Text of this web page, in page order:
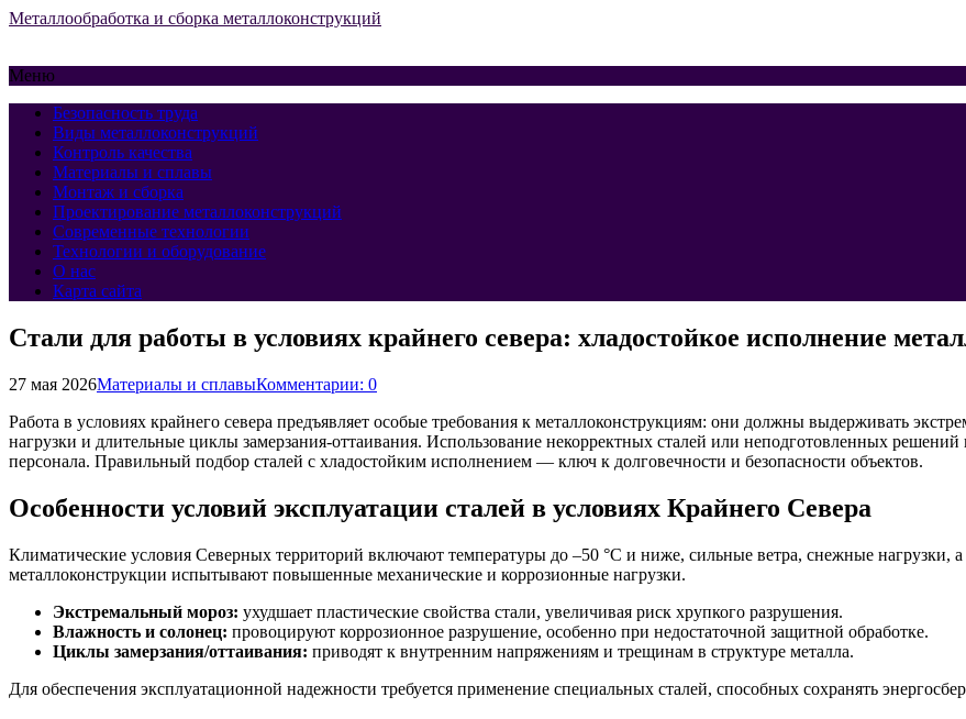
Металлообработка и сборка металлоконструкций
Меню
Безопасность труда
Виды металлоконструкций
Контроль качества
Материалы и сплавы
Монтаж и сборка
Проектирование металлоконструкций
Современные технологии
Технологии и оборудование
О нас
Карта сайта
Стали для работы в условиях крайнего севера: хладостойкое исполнение
27 мая 2026Материалы и сплавыКомментарии: 0
Работа в условиях крайнего севера предъявляет особые требования к металлоконструкциям: они должны выдерживать
нагрузки и длительные циклы замерзания-оттаивания. Использование некорректных сталей или неподготовленных
персонала. Правильный подбор сталей с хладостойким исполнением — ключ к долговечности и безопасности объектов.
Особенности условий эксплуатации сталей в условиях Крайнего Севера
Климатические условия Северных территорий включают температуры до –50 °C и ниже, сильные ветра, снежные нагрузки,
металлоконструкции испытывают повышенные механические и коррозионные нагрузки.
Экстремальный мороз: ухудшает пластические свойства стали, увеличивая риск хрупкого разрушения.
Влажность и солонец: провоцируют коррозионное разрушение, особенно при недостаточной защитной обработке.
Циклы замерзания/оттаивания: приводят к внутренним напряжениям и трещинам в структуре металла.
Для обеспечения эксплуатационной надежности требуется применение специальных сталей, способных сохранять